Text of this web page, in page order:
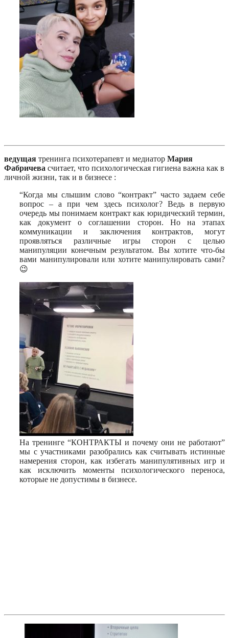
ведущая тренинга психотерапевт и медиатор Мария
Фабричева считает, что психологическая гигиена важна как в
личной жизни, так и в бизнесе :
“Когда мы слышим слово “контракт” часто задаем себе
вопрос – а при чем здесь психолог? Ведь в первую
очередь мы понимаем контракт как юридический термин,
как документ о соглашении сторон. Но на этапах
коммуникации и заключения контрактов, могут
проявляться различные игры сторон с целью
манипуляции конечным результатом. Вы хотите что-бы
вами манипулировали или хотите манипулировать сами?
😉
На тренинге “КОНТРАКТЫ и почему они не работают”
мы с участниками разобрались как считывать истинные
намерения сторон, как избегать манипулятивных игр и
как исключить моменты психологического переноса,
которые не допустимы в бизнесе.